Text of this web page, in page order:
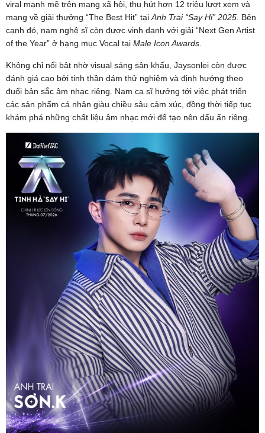
viral mạnh mẽ trên mạng xã hội, thu hút hơn 12 triệu lượt xem và
mang về giải thưởng “The Best Hit” tạiAnh Trai “Say Hi” 2025. Bên
cạnh đó, nam nghệ sĩ còn được vinh danh với giải “Next Gen Artist
of the Year” ở hạng mục Vocal tại Male Icon Awards.
Không chỉ nổi bật nhờ visual sáng sân khấu, Jaysonlei còn được
đánh giá cao bởi tinh thần dám thử nghiệm và định hướng theo
đuổi bản sắc âm nhạc riêng. Nam ca sĩ hướng tới việc phát triển
các sản phẩm cá nhân giàu chiều sâu cảm xúc, đồng thời tiếp tục
khám phá những chất liệu âm nhạc mới để tạo nên dấu ấn riêng.